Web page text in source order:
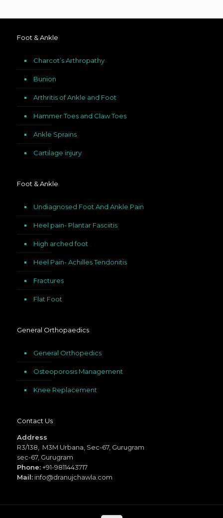
Foot & Ankle
Charcot’s Arthropathy
Bunion
Arthritis of Ankle and Foot
Hammer Toes and Claw Toes
Ankle Sprains
Cartilage injury
Foot & Ankle
Undiagnosed Foot And Ankle Pain
Heel pain- Plantar Fasciitis
High arched foot
Heel Pain- Achilles Tendonitis
Fractures
Flat Foot
General Orthopaedics
General Orthopedics
Osteoporosis Management
Knee Replacement
Contact Us
Address
R3/138, M3M Urbana, Sec-67, Gurugram
sec-67, Gurugram
Phone:+91-9811443717
Mail:info@dranujchawla.com